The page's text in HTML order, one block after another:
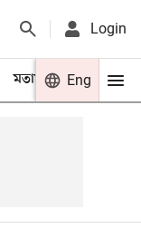
Login
মতামত খেলা
Eng